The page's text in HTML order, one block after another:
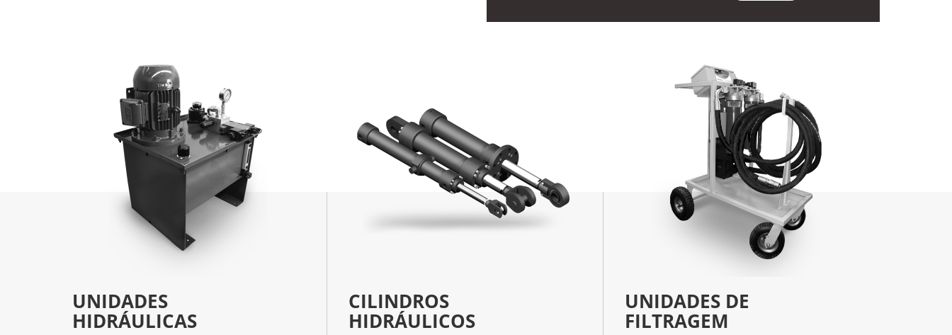
UNIDADES
HIDRÁULICAS
CILINDROS
HIDRÁULICOS
UNIDADES DE
FILTRAGEM